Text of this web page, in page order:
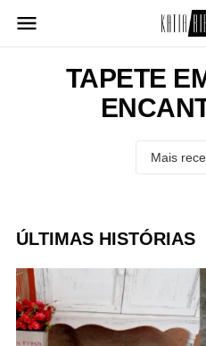
para
TAPETE
ÚLTIMAS HISTÓRIAS